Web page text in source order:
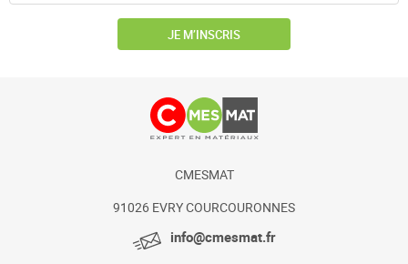
JE M’INSCRIS
CMESMAT
91026 EVRY COURCOURONNES
info@cmesmat.fr